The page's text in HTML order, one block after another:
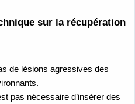
sur la récupération
de lésions agressives des
pas nécessaire d’insérer des